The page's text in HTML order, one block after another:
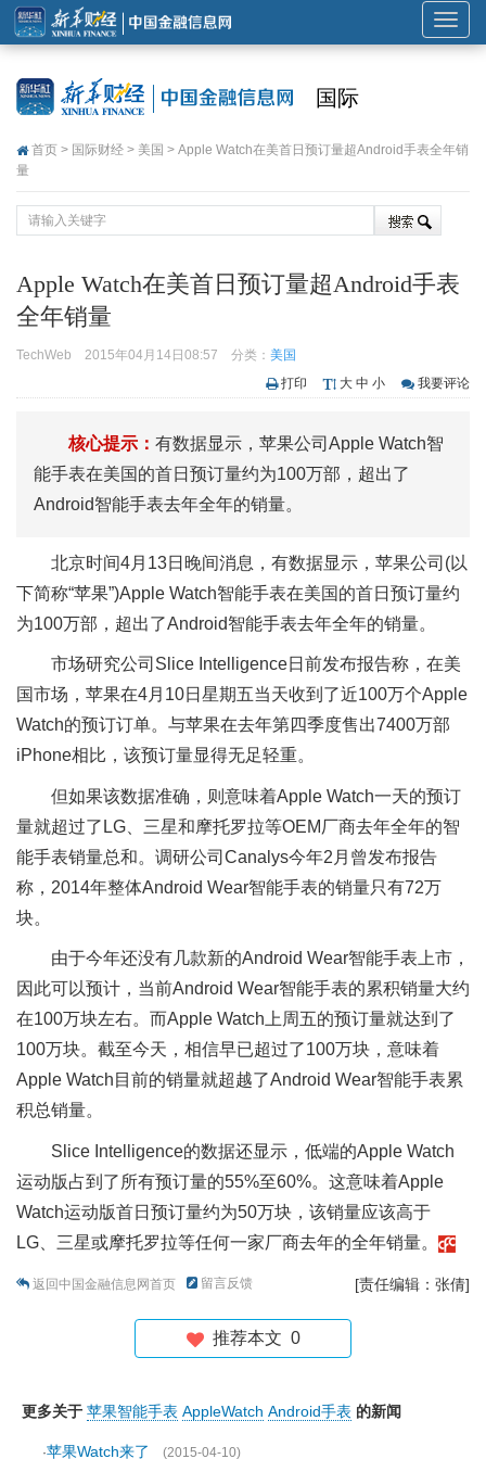
展
开
导
国际
首页 > 国际财经 > 美国 > Apple Watch在美首日预订量超Android手表全年销
量
Apple Watch在美首日预订量超Android手表
全年销量
TechWeb 2015年04月14日08:57 分类： 美国
打印
大 中 小 我要评论
核心提示： 有数据显示，苹果公司Apple Watch智
能手表在美国的首日预订量约为100万部，超出了
Android智能手表去年全年的销量。
北京时间4月13日晚间消息，有数据显示，苹果公司(以
下简称“苹果”)Apple Watch智能手表在美国的首日预订量约
为100万部，超出了Android智能手表去年全年的销量。
市场研究公司Slice Intelligence日前发布报告称，在美
国市场，苹果在4月10日星期五当天收到了近100万个Apple
Watch的预订订单。与苹果在去年第四季度售出7400万部
iPhone相比，该预订量显得无足轻重。
但如果该数据准确，则意味着Apple Watch一天的预订
量就超过了LG、三星和摩托罗拉等OEM厂商去年全年的智
能手表销量总和。调研公司Canalys今年2月曾发布报告
称，2014年整体Android Wear智能手表的销量只有72万
块。
由于今年还没有几款新的Android Wear智能手表上市，
因此可以预计，当前Android Wear智能手表的累积销量大约
在100万块左右。而Apple Watch上周五的预订量就达到了
100万块。截至今天，相信早已超过了100万块，意味着
Apple Watch目前的销量就超越了Android Wear智能手表累
积总销量。
Slice Intelligence的数据还显示，低端的Apple Watch
运动版占到了所有预订量的55%至60%。这意味着Apple
Watch运动版首日预订量约为50万块，该销量应该高于
LG、三星或摩托罗拉等任何一家厂商去年的全年销量。
返回中国金融信息网首页 留言反馈 [责任编辑：张倩]
推荐本文 0
更多关于 苹果智能手表 AppleWatch Android手表 的新闻
·苹果Watch来了 (2015-04-10)